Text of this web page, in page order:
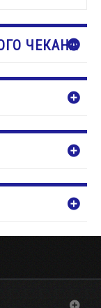
ЧЕКАНА